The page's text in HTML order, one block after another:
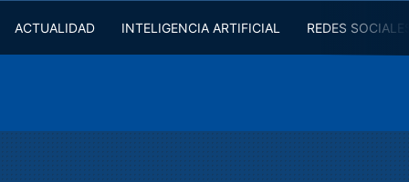
ACTUALIDAD INTELIGENCIA ARTIFICIAL REDES